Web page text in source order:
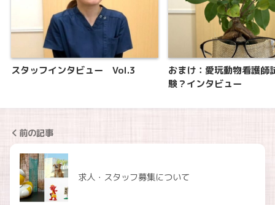
スタッフインタビュー Vol.3
おまけ：愛玩動物看護師
験？インタビュー
前の記事
求人・スタッフ募集について